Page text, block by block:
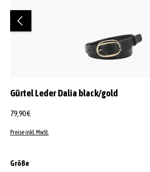
Gürtel Leder Dalia black/gold
79,90 €
Preise inkl. MwSt.
Größe